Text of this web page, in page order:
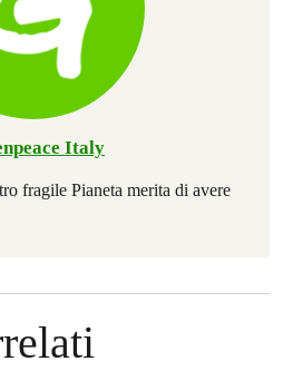
Italy
fragile Pianeta merita di avere